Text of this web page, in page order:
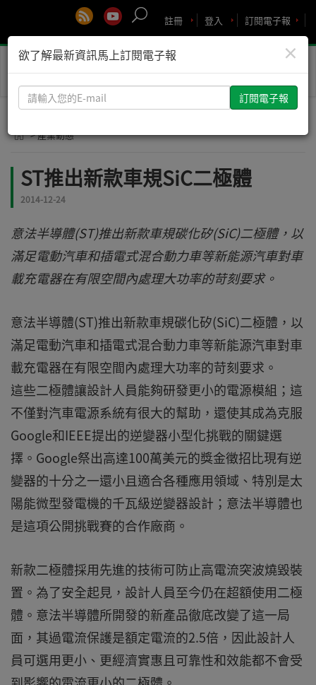
訂閱電子報
登入
註冊
Toggle
> 產業動態
ST推出新款車規SiC二極體
2014-12-24
意法半導體(ST)推出新款車規碳化矽(SiC)二極體，以
滿足電動汽車和插電式混合動力車等新能源汽車對車
載充電器在有限空間內處理大功率的苛刻要求。
意法半導體(ST)推出新款車規碳化矽(SiC)二極體，以
滿足電動汽車和插電式混合動力車等新能源汽車對車
載充電器在有限空間內處理大功率的苛刻要求。
這些二極體讓設計人員能夠研發更小的電源模組；這
不僅對汽車電源系統有很大的幫助，還使其成為克服
Google和IEEE提出的逆變器小型化挑戰的關鍵選
擇。Google祭出高達100萬美元的獎金徵招比現有逆
變器的十分之一還小且適合各種應用領域、特別是太
陽能微型發電機的千瓦級逆變器設計；意法半導體也
是這項公開挑戰賽的合作廠商。
新款二極體採用先進的技術可防止高電流突波燒毀裝
置。為了安全起見，設計人員至今仍在超額使用二極
體。意法半導體所開發的新產品徹底改變了這一局
面，其過電流保護是額定電流的2.5倍，因此設計人
員可選用更小、更經濟實惠且可靠性和效能都不會受
×
欲了解最新資訊馬上訂閱電子報
請
輸
您
E-
mail